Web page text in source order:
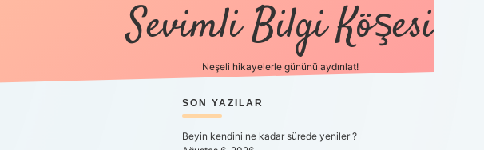
Sevimli Bilgi Köşesi
Neşeli hikayelerle gününü aydınlat!
SIDEBAR
SON YAZILAR
Beyin kendini ne kadar sürede yeniler ?